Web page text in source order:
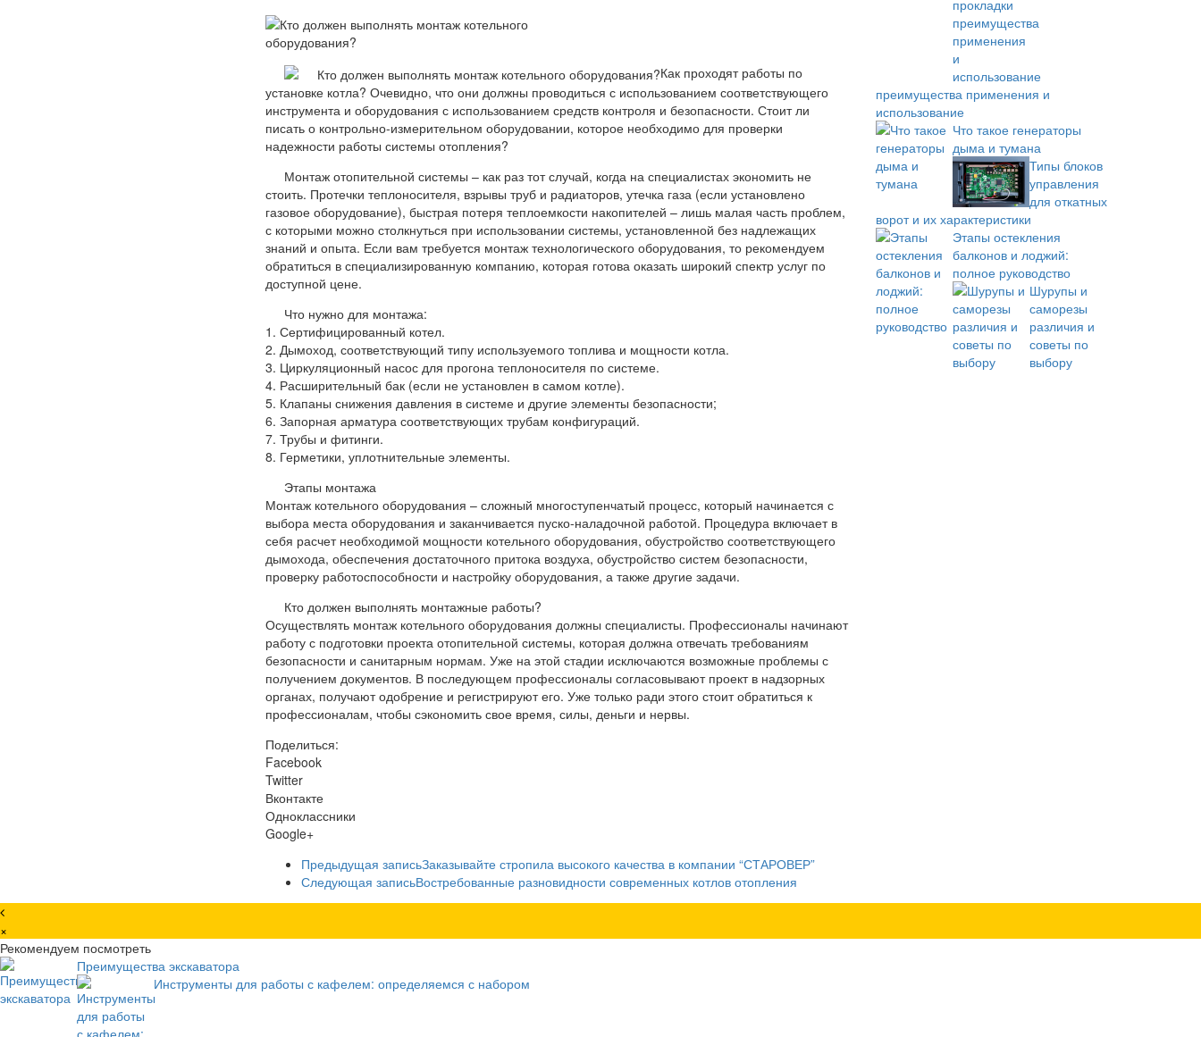
Как проходят работы по
установке котла? Очевидно, что они должны проводиться с использованием соответствующего
инструмента и оборудования с использованием средств контроля и безопасности. Стоит ли
писать о контрольно-измерительном оборудовании, которое необходимо для проверки
надежности работы системы отопления?
Монтаж отопительной системы – как раз тот случай, когда на специалистах экономить не
стоить. Протечки теплоносителя, взрывы труб и радиаторов, утечка газа (если установлено
газовое оборудование), быстрая потеря теплоемкости накопителей – лишь малая часть проблем,
с которыми можно столкнуться при использовании системы, установленной без надлежащих
знаний и опыта. Если вам требуется монтаж технологического оборудования, то рекомендуем
обратиться в специализированную компанию, которая готова оказать широкий спектр услуг по
доступной цене.
Что нужно для монтажа:
1. Сертифицированный котел.
2. Дымоход, соответствующий типу используемого топлива и мощности котла.
3. Циркуляционный насос для прогона теплоносителя по системе.
4. Расширительный бак (если не установлен в самом котле).
5. Клапаны снижения давления в системе и другие элементы безопасности;
6. Запорная арматура соответствующих трубам конфигураций.
7. Трубы и фитинги.
8. Герметики, уплотнительные элементы.
Этапы монтажа
Монтаж котельного оборудования – сложный многоступенчатый процесс, который начинается с
выбора места оборудования и заканчивается пуско-наладочной работой. Процедура включает в
себя расчет необходимой мощности котельного оборудования, обустройство соответствующего
дымохода, обеспечения достаточного притока воздуха, обустройство систем безопасности,
проверку работоспособности и настройку оборудования, а также другие задачи.
Кто должен выполнять монтажные работы?
Осуществлять монтаж котельного оборудования должны специалисты. Профессионалы начинают
работу с подготовки проекта отопительной системы, которая должна отвечать требованиям
безопасности и санитарным нормам. Уже на этой стадии исключаются возможные проблемы с
получением документов. В последующем профессионалы согласовывают проект в надзорных
органах, получают одобрение и регистрируют его. Уже только ради этого стоит обратиться к
профессионалам, чтобы сэкономить свое время, силы, деньги и нервы.
Поделиться:
Facebook
Twitter
Вконтакте
Одноклассники
Google+
Предыдущая записьЗаказывайте стропила высокого качества в компании “СТАРОВЕР”
Следующая записьВостребованные разновидности современных котлов отопления
преимущества применения и
использование
Что такое генераторы
дыма и тумана
Типы блоков
управления
для откатных
ворот и их характеристики
Этапы остекления
балконов и лоджий:
полное руководство
Шурупы и
саморезы
различия и
советы по
выбору
×
Рекомендуем посмотреть
Преимущества экскаватора
Инструменты для работы с кафелем: определяемся с набором